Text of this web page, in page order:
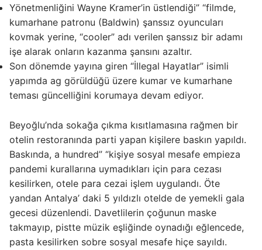
Yönetmenliğini Wayne Kramer’in üstlendiği” “filmde,
kumarhane patronu (Baldwin) şanssız oyuncuları
kovmak yerine, “cooler” adı verilen şanssız bir adamı
işe alarak onların kazanma şansını azaltır.
Son dönemde yayına giren “İllegal Hayatlar” isimli
yapımda ag görüldüğü üzere kumar ve kumarhane
teması güncelliğini korumaya devam ediyor.
Beyoğlu’nda sokağa çıkma kısıtlamasına rağmen bir
otelin restoranında parti yapan kişilere baskın yapıldı.
Baskında, a hundred” “kişiye sosyal mesafe empieza
pandemi kurallarına uymadıkları için para cezası
kesilirken, otele para cezai işlem uygulandı. Öte
yandan Antalya’ daki 5 yıldızlı otelde de yemekli gala
gecesi düzenlendi. Davetlilerin çoğunun maske
takmayıp, pistte müzik eşliğinde oynadığı eğlencede,
pasta kesilirken sobre sosyal mesafe hiçe sayıldı.